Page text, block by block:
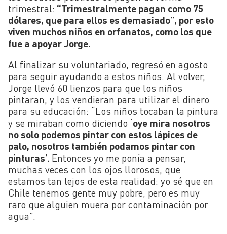
trimestral: “Trimestralmente pagan como 75
dólares, que para ellos es demasiado”, por esto
viven muchos niños en orfanatos, como los que
fue a apoyar Jorge.
Al finalizar su voluntariado, regresó en agosto
para seguir ayudando a estos niños. Al volver,
Jorge llevó 60 lienzos para que los niños
pintaran, y los vendieran para utilizar el dinero
para su educación: “Los niños tocaban la pintura
y se miraban como diciendo ‘oye mira nosotros
no solo podemos pintar con estos lápices de
palo, nosotros también podamos pintar con
pinturas’. Entonces yo me ponía a pensar,
muchas veces con los ojos llorosos, que
estamos tan lejos de esta realidad: yo sé que en
Chile tenemos gente muy pobre, pero es muy
raro que alguien muera por contaminación por
agua”.